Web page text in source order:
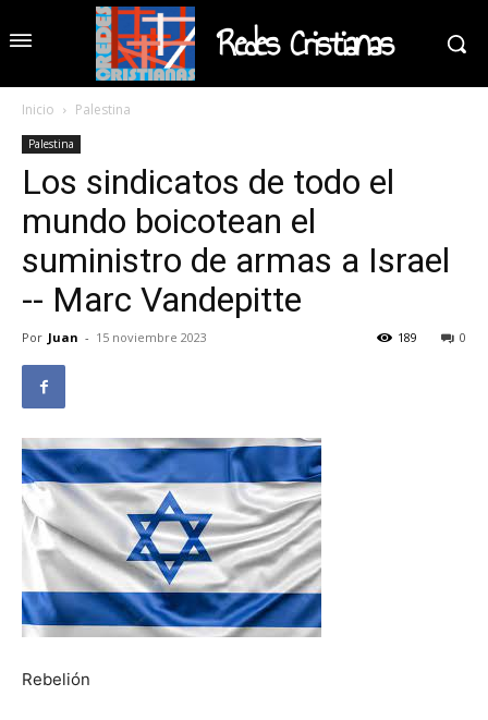
Redes Cristianas
Inicio Palestina
Palestina
Los sindicatos de todo el
mundo boicotean el
suministro de armas a Israel
-- Marc Vandepitte
Por Juan - 15 noviembre 2023 0
189
Rebelión